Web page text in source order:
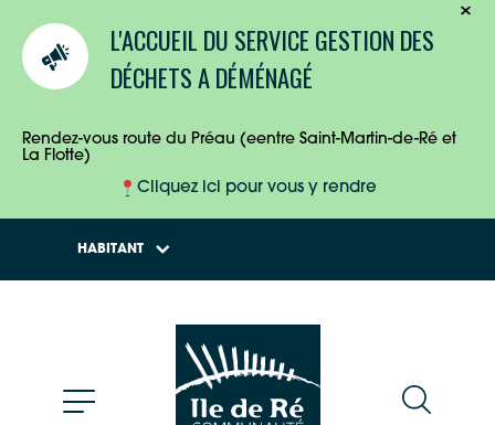
L'ACCUEIL DU SERVICE GESTION DES
DÉCHETS A DÉMÉNAGÉ
Rendez-vous route du Préau (eentre Saint-Martin-de-Ré et
La Flotte)
Cliquez ici pour vous y rendre
HABITANT
ENTREPRISES